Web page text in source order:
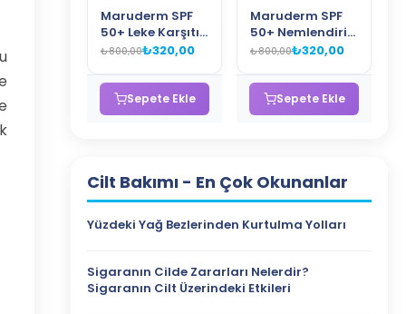
Maruderm SPF
50+ Leke Karşıtı
Güneş Kremi
Arbutin İçeren
Yeni Nesil Kore
Filtreli Sunscreen
₺800,00₺320,00
Sepete Ekle
Maruderm SPF
50+ Nemlendirici
Güneş Kremi
ve Hyalüronik
Asit İçeren Yeni
Nesil Kore Filtreli
₺800,00₺320,00
Sepete Ekle
Cilt Bakımı - En Çok Okunanlar
Yüzdeki Yağ Bezlerinden Kurtulma Yolları
Sigaranın Cilde Zararları Nelerdir?
Sigaranın Cilt Üzerindeki Etkileri